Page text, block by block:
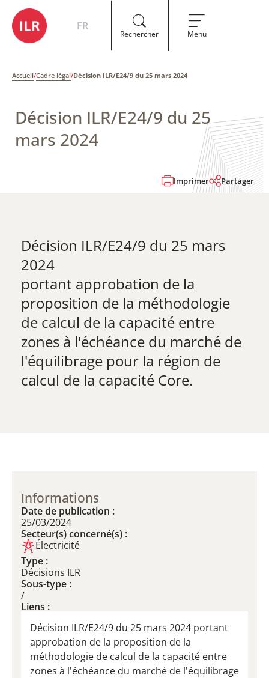
FR
Rechercher Menu
Accueil/Cadre légal/Décision ILR/E24/9 du 25 mars 2024
Décision ILR/E24/9 du 25
mars 2024
Imprimer Partager
Décision ILR/E24/9 du 25 mars
2024
​portant approbation de la
proposition de la méthodologie
de calcul de la capacité entre
zones à l'échéance du marché de
l'équilibrage pour la région de
calcul de la capacité Core.
Informations
Date de publication :
25/03/2024
Secteur(s) concerné(s) :
Électricité
Type :
Décisions ILR
Sous-type :
/
Liens :
Décision ILR/E24/9 du 25 mars 2024 portant
approbation de la proposition de la
méthodologie de calcul de la capacité entre
zones à l'échéance du marché de l'équilibrage